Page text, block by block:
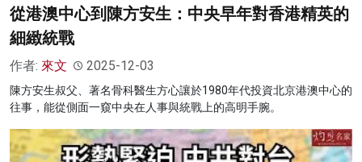
從港澳中心到陳方安生：中央早年對香港精英的
細緻統戰
作者: 來文 2025-12-03
陳方安生叔父、著名骨科醫生方心讓於1980年代投資北京港澳中心的
往事，能從側面一窺中央在人事與統戰上的高明手腕。